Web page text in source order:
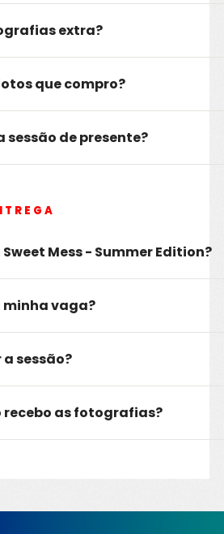
extra?
que compro?
sessão de presente?
Mess - Summer Edition?
minha vaga?
sessão?
recebo as fotografias?